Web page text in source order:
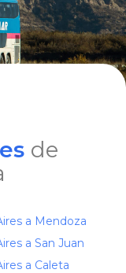
de
a Mendoza
a San Juan
a Caleta